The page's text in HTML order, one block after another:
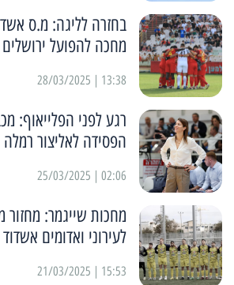
בחזרה לליגה: מ.ס
מחכה להפועל ירושלים
13:38 | 28/03/2025
רגע לפני הפלייאוף:
הפסידה לאליצור רמלה
02:06 | 25/03/2025
מחכות שייגמר:
לעירוני ואדומים אשדוד
15:53 | 21/03/2025